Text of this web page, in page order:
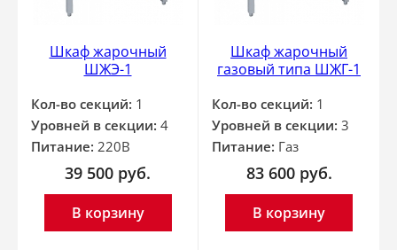
Шкаф жарочный
ШЖЭ-1
Кол-во секций: 1
Уровней в секции: 4
Питание: 220В
39 500 руб.
В корзину
Шкаф жарочный
газовый типа ШЖГ-1
Кол-во секций: 1
Уровней в секции: 3
Питание: Газ
83 600 руб.
В корзину